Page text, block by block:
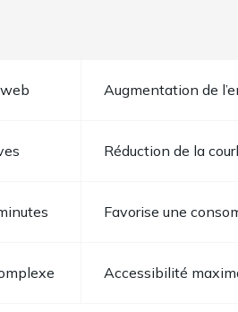
Augmentation de
Réduction de la
Favorise une
Accessibilité